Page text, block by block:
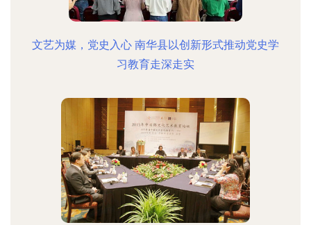
文艺为媒，党史入心 南华县以创新形式推动党史学
习教育走深走实